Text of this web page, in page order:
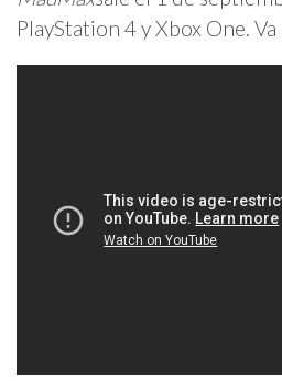
PlayStation 4 y Xbox One.